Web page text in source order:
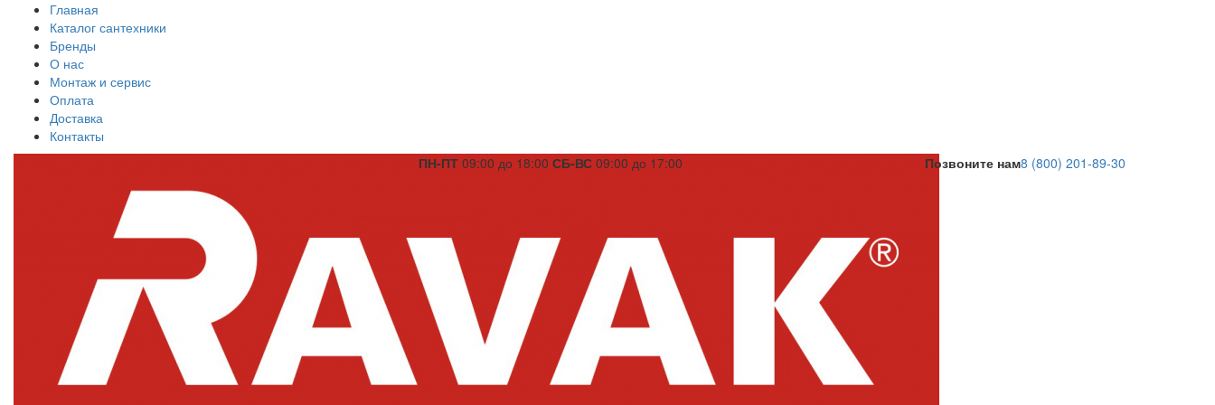
Главная
Каталог сантехники
Бренды
О нас
Монтаж и сервис
Оплата
Доставка
Контакты
ПН-ПТ 09:00 до 18:00 СБ-ВС 09:00 до 17:00 Позвоните нам8 (800) 201-89-30